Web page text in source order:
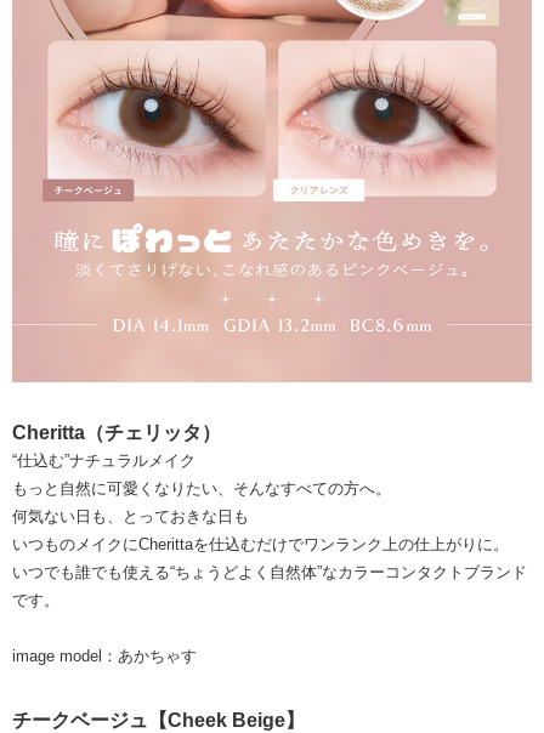
Cheritta（チェリッタ）
“仕込む”ナチュラルメイク
もっと自然に可愛くなりたい、そんなすべての方へ。
何気ない日も、とっておきな日も
いつものメイクにCherittaを仕込むだけでワンランク上の仕上がりに。
いつでも誰でも使える“ちょうどよく自然体”なカラーコンタクトブランド
です。
image model：あかちゃす
チークベージュ【Cheek Beige】